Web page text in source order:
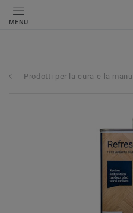
MENU
Prodotti per la cura e la